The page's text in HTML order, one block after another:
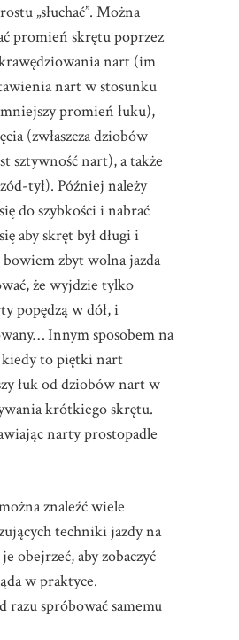
„słuchać”. Można
promień skrętu poprzez
nart (im
nart w stosunku
promień łuku),
(zwłaszcza dziobów
sztywność nart), a także
tył). Później należy
do szybkości i nabrać
aby skręt był długi i
bowiem zbyt wolna jazda
że wyjdzie tylko
popędzą w dół, i
Innym sposobem na
kiedy to piętki nart
łuk od dziobów nart w
krótkiego skrętu.
narty prostopadle
znaleźć wiele
techniki jazdy na
obejrzeć, aby zobaczyć
w praktyce.
razu spróbować samemu